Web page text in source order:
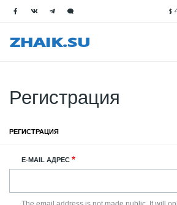
$
Регистрация
вкладки
ВОЙТИ
РЕГИСТРАЦИЯ
E-MAIL АДРЕС